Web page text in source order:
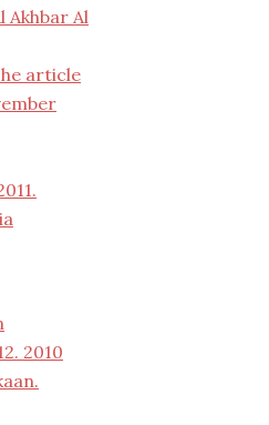
Akhbar Al
article
2010